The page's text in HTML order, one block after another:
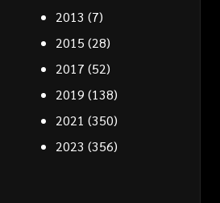
2013 (7)
2015 (28)
2017 (52)
2019 (138)
2021 (350)
2023 (356)